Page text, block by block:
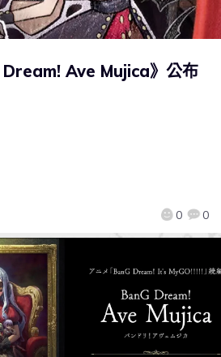
Ave Mujica》公布
0 0